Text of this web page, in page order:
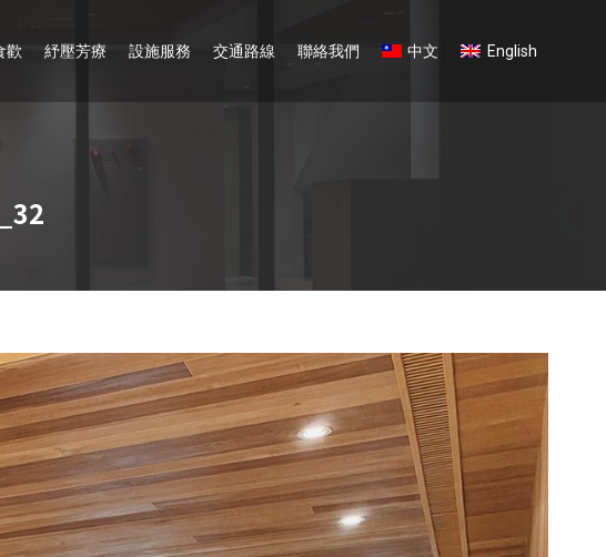
歡 紓壓芳療 設施服務 交通路線 聯絡我們 中文 English